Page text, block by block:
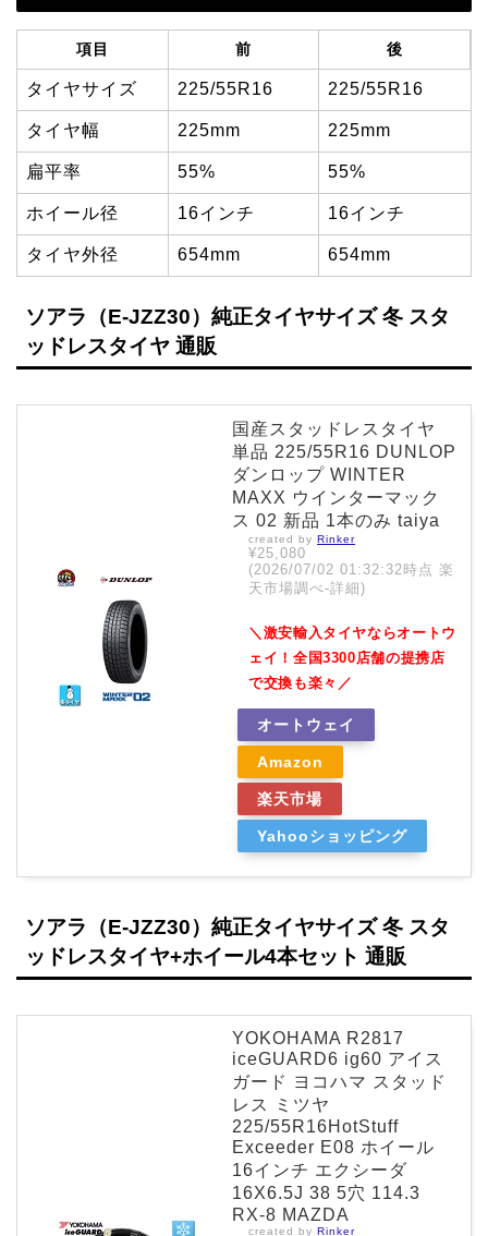
項目 前 後
タイヤサイズ 225/55R16 225/55R16
タイヤ幅 225mm 225mm
扁平率 55% 55%
ホイール径 16インチ 16インチ
タイヤ外径 654mm 654mm
ソアラ（E-JZZ30）純正タイヤサイズ 冬 スタ
ッドレスタイヤ 通販
国産スタッドレスタイヤ
単品 225/55R16 DUNLOP
ダンロップ WINTER
MAXX ウインターマック
ス 02 新品 1本のみ taiya
created by Rinker
¥25,080
(2026/07/02 01:32:32時点 楽
天市場調べ-詳細)
＼激安輸入タイヤならオートウ
ェイ！全国3300店舗の提携店
で交換も楽々／
オートウェイ
Amazon
楽天市場
Yahooショッピング
ソアラ（E-JZZ30）純正タイヤサイズ 冬 スタ
ッドレスタイヤ+ホイール4本セット 通販
YOKOHAMA R2817
iceGUARD6 ig60 アイス
ガード ヨコハマ スタッド
レス ミツヤ
225/55R16HotStuff
Exceeder E08 ホイール
16インチ エクシーダ
16X6.5J 38 5穴 114.3
RX-8 MAZDA
created by Rinker